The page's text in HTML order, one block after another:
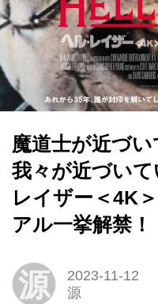
魔道士が近づい
我々が近づいて
レイザー＜4K
アル一挙解禁！
源
2023-11-12
源